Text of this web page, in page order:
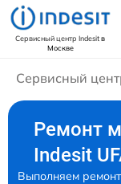
Сервисный центр Indesitв
Москве
Сервисный
Ремонт
Indesit
Выполняем